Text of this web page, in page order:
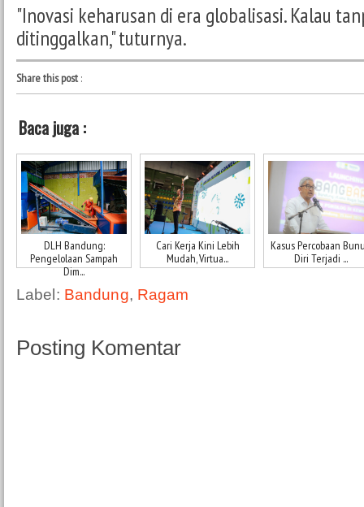
"Inovasi keharusan di era globalisasi. Kalau
ditinggalkan," tuturnya.
Share this post:
Baca juga :
DLH Bandung:
Pengelolaan Sampah
Dim...
Cari Kerja Kini Lebih
Mudah, Virtua...
Kasus Percobaan
Diri Terjadi ...
Label: Bandung, Ragam
Posting Komentar